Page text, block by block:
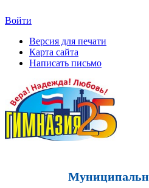
Войти
Версия для печати
Карта сайта
Написать письмо